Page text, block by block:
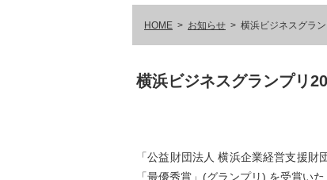
HOME お知らせ 横浜ビジネスグラ
横浜ビジネスグランプリ
「公益財団法人 横浜企業経営支援財
「最優秀賞」(グランプリ) を受賞いた